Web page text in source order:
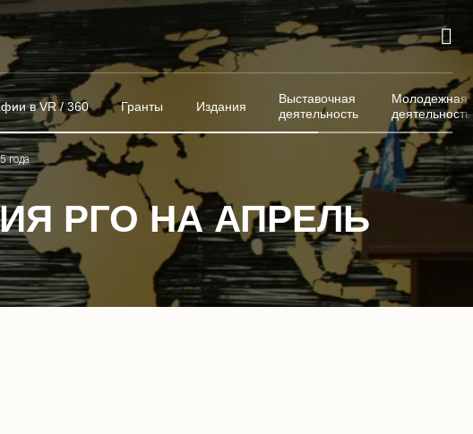
в VR / 360 Гранты Издания
Выставочная
деятельность
Молодежная
деятельность
года
РГО НА АПРЕЛЬ